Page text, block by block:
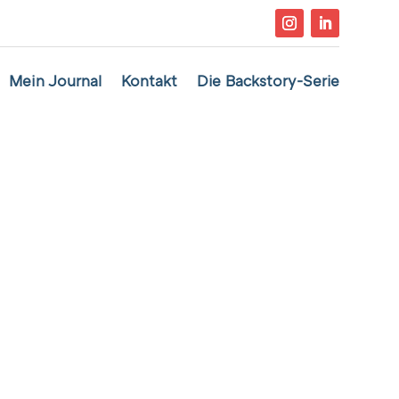
Mein Journal Kontakt Die Backstory-Serie